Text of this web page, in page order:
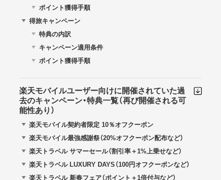
ポイント獲得手順
得旅キャンペーン
特典の内訳
キャンペーン適用条件
ポイント獲得手順
楽天モバイルユーザー向けに開催されていた過
去のキャンペーン・特典一覧（再び開催される可
能性あり）
楽天モバイル契約者限定 10％オフクーポン
楽天モバイル最強感謝祭（20%オフクーポン配布など）
楽天トラベル サマーセール（割引率＋1%上乗せなど）
楽天トラベル LUXURY DAYS（100円オフクーポンなど）
楽天トラベル 新春フェア（ポイント＋1倍付与など）